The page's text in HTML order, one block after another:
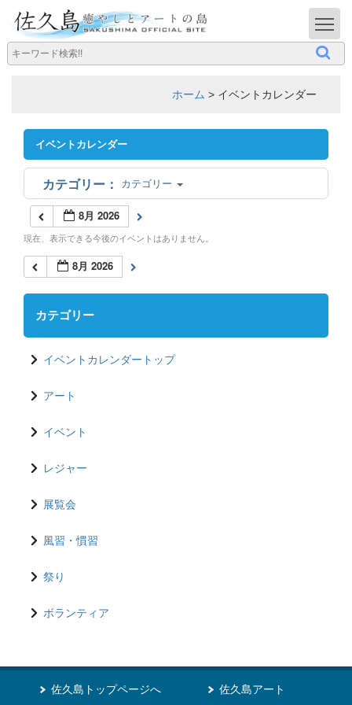
ホーム > イベントカレンダー
イベントカレンダー
カテゴリー
8月 2026
現在、表示できる今後のイベントはありません。
8月 2026
カテゴリー
イベントカレンダートップ
アート
イベント
レジャー
展覧会
風習・慣習
祭り
ボランティア
佐久島トップページへ 佐久島アート